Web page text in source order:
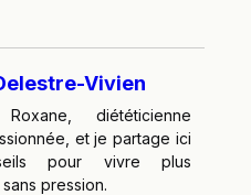
Vivien
diététicienne
et je partage ici
pour vivre plus
pression.